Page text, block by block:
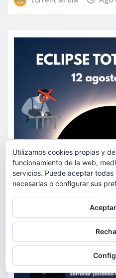
Utilizamos cookies propias y
funcionamiento de la web,
servicios. Puede aceptar
necesarias o configurar sus
Para obtener más información,